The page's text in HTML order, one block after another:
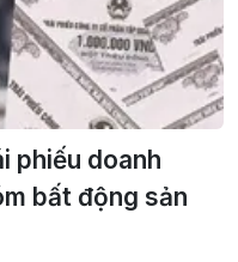
phiếu doanh
bất động sản